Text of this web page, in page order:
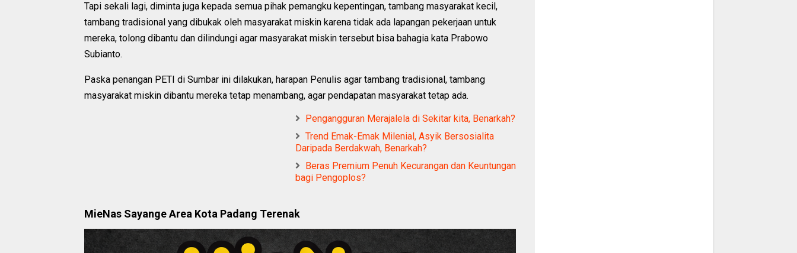
Tapi sekali lagi, diminta juga kepada semua pihak pemangku kepentingan, tambang masyarakat kecil,
tambang tradisional yang dibukak oleh masyarakat miskin karena tidak ada lapangan pekerjaan untuk
mereka, tolong dibantu dan dilindungi agar masyarakat miskin tersebut bisa bahagia kata Prabowo
Subianto.
Paska penangan PETI di Sumbar ini dilakukan, harapan Penulis agar tambang tradisional, tambang
masyarakat miskin dibantu mereka tetap menambang, agar pendapatan masyarakat tetap ada.
Pengangguran Merajalela di Sekitar kita, Benarkah?
Trend Emak-Emak Milenial, Asyik Bersosialita
Daripada Berdakwah, Benarkah?
Beras Premium Penuh Kecurangan dan Keuntungan
bagi Pengoplos?
MieNas Sayange Area Kota Padang Terenak